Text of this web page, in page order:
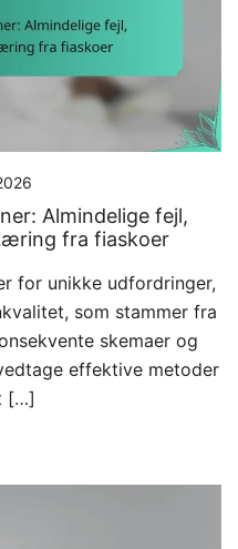
Almindelige fejl,
fra fiaskoer
for unikke udfordringer,
som stammer fra
skemaer og
effektive metoder
[…]